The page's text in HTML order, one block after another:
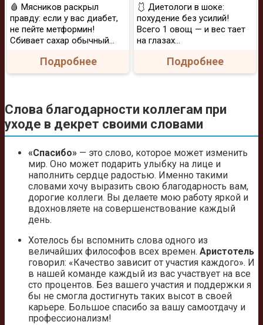
🩸 Мясников раскрыл
правду: если у вас диабет,
не пейте метформин!
Сбивает сахар обычный...
Подробнее
🩱 Диетологи в шоке:
похудение без усилий!
Всего 1 овощ — и вес тает
на глазах…
Подробнее
Слова благодарности коллегам при
уходе в декрет своими словами
«Спасибо» — это слово, которое может изменить
мир. Оно может подарить улыбку на лице и
наполнить сердце радостью. Именно такими
словами хочу выразить свою благодарность вам,
дорогие коллеги. Вы делаете мою работу яркой и
вдохновляете на совершенствование каждый
день.
Хотелось бы вспомнить слова одного из
величайших философов всех времен. Аристотель
говорил: «Качество зависит от участия каждого». И
в нашей команде каждый из вас участвует на все
сто процентов. Без вашего участия и поддержки я
бы не смогла достигнуть таких высот в своей
карьере. Большое спасибо за вашу самоотдачу и
профессионализм!